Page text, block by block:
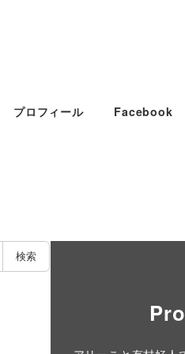
プロフィール Facebook
検索